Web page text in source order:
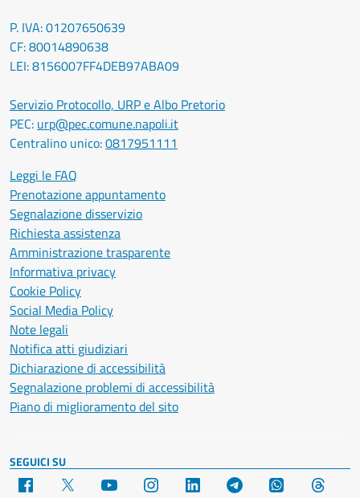
P. IVA: 01207650639
CF: 80014890638
LEI: 8156007FF4DEB97ABA09
Servizio Protocollo, URP e Albo Pretorio
PEC: urp@pec.comune.napoli.it
Centralino unico:0817951111
Leggi le FAQ
Prenotazione appuntamento
Segnalazione disservizio
Richiesta assistenza
Amministrazione trasparente
Informativa privacy
Cookie Policy
Social Media Policy
Note legali
Notifica atti giudiziari
Dichiarazione di accessibilità
Segnalazione problemi di accessibilità
Piano di miglioramento del sito
SEGUICI SU
Facebook YouTube Instagram LinkedIn Telegram WhatsApp